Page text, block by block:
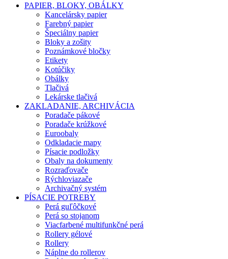
PAPIER, BLOKY, OBÁLKY
Kancelársky papier
Farebný papier
Špeciálny papier
Bloky a zošity
Poznámkové bločky
Etikety
Kotúčiky
Obálky
Tlačivá
Lekárske tlačivá
ZAKLADANIE, ARCHIVÁCIA
Poradače pákové
Poradače krúžkové
Euroobaly
Odkladacie mapy
Písacie podložky
Obaly na dokumenty
Rozraďovače
Rýchloviazače
Archivačný systém
PÍSACIE POTREBY
Perá guľôčkové
Perá so stojanom
Viacfarbené multifunkčné perá
Rollery gélové
Rollery
Náplne do rollerov